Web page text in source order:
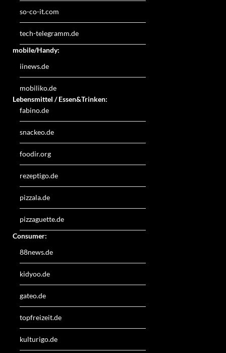
so-co-it.com
tech-telegramm.de
mobile/Handy:
iinews.de
mobiliko.de
Lebensmittel / Essen&Trinken:
fabino.de
snackeo.de
foodir.org
rezeptigo.de
pizzala.de
pizzaguette.de
Consumer:
88news.de
kidyoo.de
gateo.de
topfreizeit.de
kulturigo.de